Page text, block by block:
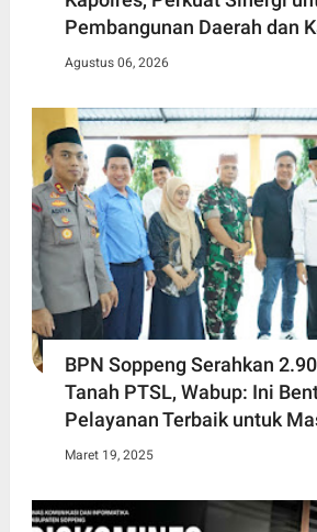
Pembangunan Daerah dan
Agustus 06, 2026
BPN Soppeng Serahkan
Tanah PTSL, Wabup: Ini
Pelayanan Terbaik untuk
Maret 19, 2025